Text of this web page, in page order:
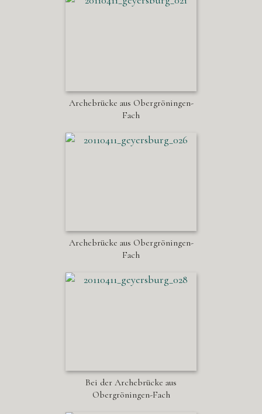
Archebrücke aus Obergröningen-
Fach
Archebrücke aus Obergröningen-
Fach
Bei der Archebrücke aus
Obergröningen-Fach